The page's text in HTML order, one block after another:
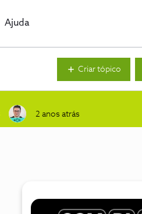
Ajuda
Criar tópico
2 anos atrás